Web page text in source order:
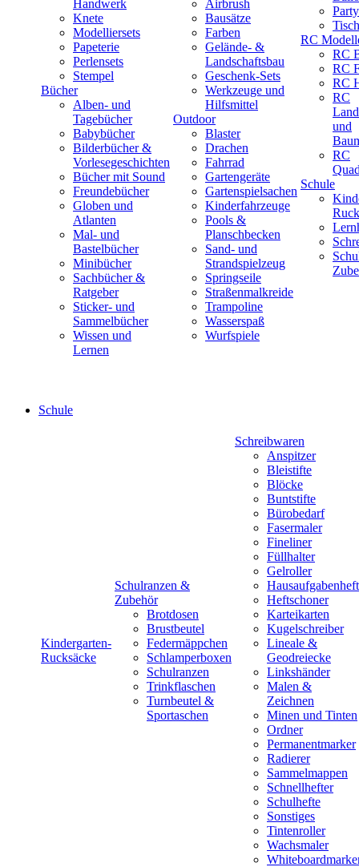
Handwerk
Knete
Modelliersets
Papeterie
Perlensets
Stempel
Bücher
Alben- und
Tagebücher
Babybücher
Bilderbücher &
Vorlesegeschichten
Bücher mit Sound
Freundebücher
Globen und
Atlanten
Mal- und
Bastelbücher
Minibücher
Sachbücher &
Ratgeber
Sticker- und
Sammelbücher
Wissen und
Lernen
Airbrush
Bausätze
Farben
Gelände- &
Landschaftsbau
Geschenk-Sets
Werkzeuge und
Hilfsmittel
Outdoor
Blaster
Drachen
Fahrrad
Gartengeräte
Gartenspielsachen
Kinderfahrzeuge
Pools &
Planschbecken
Sand- und
Strandspielzeug
Springseile
Straßenmalkreide
Trampoline
Wasserspaß
Wurfspiele
RC
RC
RC
RC
RC
und
RC
Schule
Schule
Kindergarten-
Rucksäcke
Schulranzen &
Zubehör
Brotdosen
Brustbeutel
Federmäppchen
Schlamperboxen
Schulranzen
Trinkflaschen
Turnbeutel &
Sportaschen
Schreibwaren
Anspitzer
Bleistifte
Blöcke
Buntstifte
Bürobedarf
Fasermaler
Fineliner
Füllhalter
Gelroller
Hausaufgabenheft
Heftschoner
Karteikarten
Kugelschreiber
Lineale &
Geodreiecke
Linkshänder
Malen &
Zeichnen
Minen und Tinten
Ordner
Permanentmarker
Radierer
Sammelmappen
Schnellhefter
Schulhefte
Sonstiges
Tintenroller
Wachsmaler